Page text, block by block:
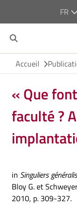
FR
Accueil
« Que
faculté ?
in Singuliers
Bloy G. et
2010, p. 309-327.